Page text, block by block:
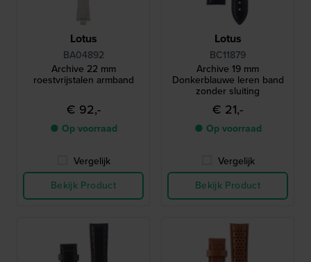
Lotus
BA04892
Archive 22 mm
roestvrijstalen armband
€ 92,-
● Op voorraad
Vergelijk
Bekijk Product
Lotus
BC11879
Archive 19 mm
Donkerblauwe leren band
zonder sluiting
€ 21,-
● Op voorraad
Vergelijk
Bekijk Product